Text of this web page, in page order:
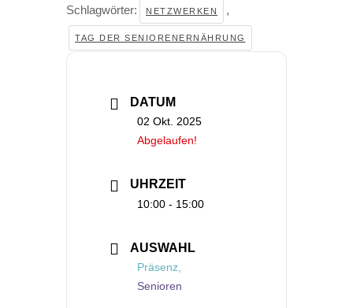
Schlagwörter: NETZWERKEN ,
TAG DER SENIORENERNÄHRUNG
DATUM
02 Okt. 2025
Abgelaufen!
UHRZEIT
10:00 - 15:00
AUSWAHL
Präsenz,
Senioren